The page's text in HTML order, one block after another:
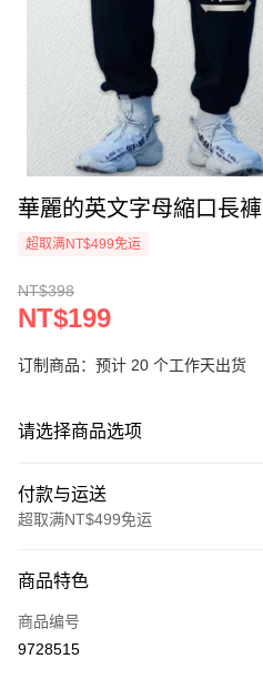
華麗的英文字母縮口長褲
超取满NT$499免运
NT$398
NT$199
订制商品：预计 20 个工作天出货
请选择商品选项
付款与运送
超取满NT$499免运
信用卡一次付款
超商取货付款
商品特色
商品编号
9728515